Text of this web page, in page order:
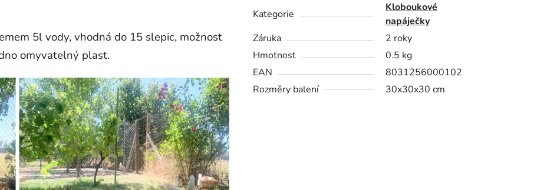
5l vody, vhodná do 15 slepic, možnost
omyvatelný plast.
Kategorie
Kloboukové
napáječky
Záruka
2 roky
Hmotnost
0.5 kg
EAN
8031256000102
Rozměry balení
30x30x30 cm